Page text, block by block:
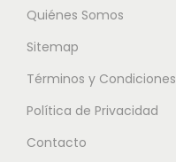
Quiénes Somos
Sitemap
Términos y Condiciones
Política de Privacidad
Contacto